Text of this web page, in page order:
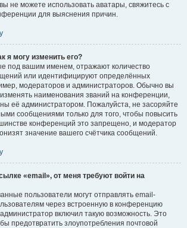
не можете использовать аватары, свяжитесь с
для выяснения причин.
я могу изменить его?
под вашим именем, отражают количество
или идентифицируют определённых
модераторов и администраторов. Обычно вы
наименования званий на конференции,
её администратором. Пожалуйста, не засоряйте
сообщениями только для того, чтобы повысить
конференций это запрещено, и модератор
значение вашего счётчика сообщений.
«email», от меня требуют войти на
пользователи могут отправлять email-
через встроенную в конференцию
включил такую возможность. Это
предотвратить злоупотребления почтовой